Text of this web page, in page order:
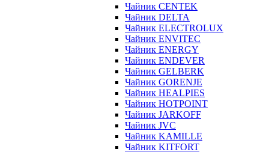
Чайник CENTEK
Чайник DELTA
Чайник ELECTROLUX
Чайник ENVITEC
Чайник ENERGY
Чайник ENDEVER
Чайник GELBERK
Чайник GORENJE
Чайник HEALPIES
Чайник HOTPOINT
Чайник JARKOFF
Чайник JVC
Чайник KAMILLE
Чайник KITFORT